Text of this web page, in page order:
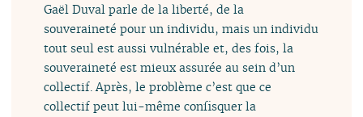
Gaël Duval parle de la liberté, de la
souveraineté pour un individu, mais un individu
tout seul est aussi vulnérable et, des fois, la
souveraineté est mieux assurée au sein d’un
collectif. Après, le problème c’est que ce
collectif peut lui-même confisquer la